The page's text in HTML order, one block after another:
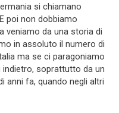
si chiamano
poi non dobbiamo
veniamo da una storia di
in assoluto il numero di
ma se ci paragoniamo
indietro, soprattutto da un
anni fa, quando negli altri